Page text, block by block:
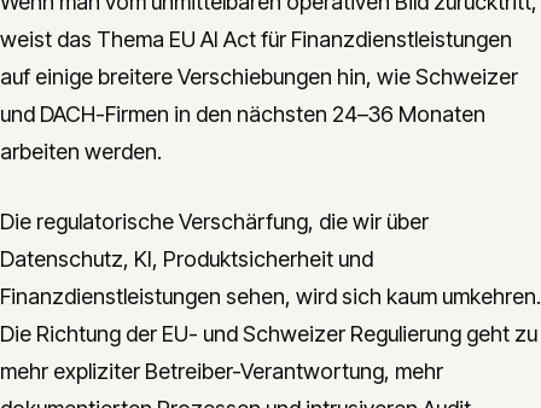
weist das Thema EU AI Act für Finanzdienstleistungen
auf einige breitere Verschiebungen hin, wie Schweizer
und DACH-Firmen in den nächsten 24–36 Monaten
arbeiten werden.
Die regulatorische Verschärfung, die wir über
Datenschutz, KI, Produktsicherheit und
Finanzdienstleistungen sehen, wird sich kaum umkehren.
Die Richtung der EU- und Schweizer Regulierung geht zu
mehr expliziter Betreiber-Verantwortung, mehr